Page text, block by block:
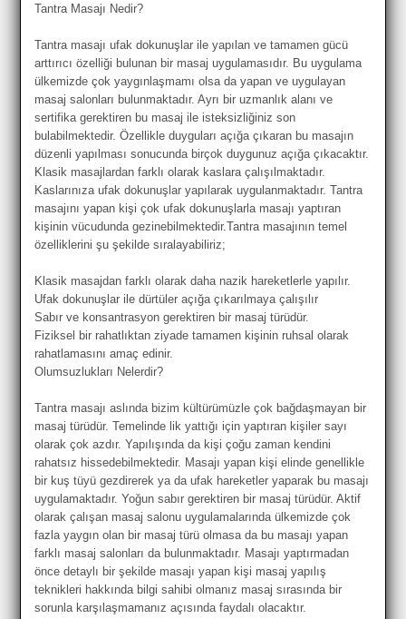
Tantra Masajı Nedir?
Tantra masajı ufak dokunuşlar ile yapılan ve tamamen gücü
arttırıcı özelliği bulunan bir masaj uygulamasıdır. Bu uygulama
ülkemizde çok yaygınlaşmamı olsa da yapan ve uygulayan
masaj salonları bulunmaktadır. Ayrı bir uzmanlık alanı ve
sertifika gerektiren bu masaj ile isteksizliğiniz son
bulabilmektedir. Özellikle duyguları açığa çıkaran bu masajın
düzenli yapılması sonucunda birçok duygunuz açığa çıkacaktır.
Klasik masajlardan farklı olarak kaslara çalışılmaktadır.
Kaslarınıza ufak dokunuşlar yapılarak uygulanmaktadır. Tantra
masajını yapan kişi çok ufak dokunuşlarla masajı yaptıran
kişinin vücudunda gezinebilmektedir.Tantra masajının temel
özelliklerini şu şekilde sıralayabiliriz;
Klasik masajdan farklı olarak daha nazik hareketlerle yapılır.
Ufak dokunuşlar ile dürtüler açığa çıkarılmaya çalışılır
Sabır ve konsantrasyon gerektiren bir masaj türüdür.
Fiziksel bir rahatlıktan ziyade tamamen kişinin ruhsal olarak
rahatlamasını amaç edinir.
Olumsuzlukları Nelerdir?
Tantra masajı aslında bizim kültürümüzle çok bağdaşmayan bir
masaj türüdür. Temelinde lik yattığı için yaptıran kişiler sayı
olarak çok azdır. Yapılışında da kişi çoğu zaman kendini
rahatsız hissedebilmektedir. Masajı yapan kişi elinde genellikle
bir kuş tüyü gezdirerek ya da ufak hareketler yaparak bu masajı
uygulamaktadır. Yoğun sabır gerektiren bir masaj türüdür. Aktif
olarak çalışan masaj salonu uygulamalarında ülkemizde çok
fazla yaygın olan bir masaj türü olmasa da bu masajı yapan
farklı masaj salonları da bulunmaktadır. Masajı yaptırmadan
önce detaylı bir şekilde masajı yapan kişi masaj yapılış
teknikleri hakkında bilgi sahibi olmanız masaj sırasında bir
sorunla karşılaşmamanız açısında faydalı olacaktır.